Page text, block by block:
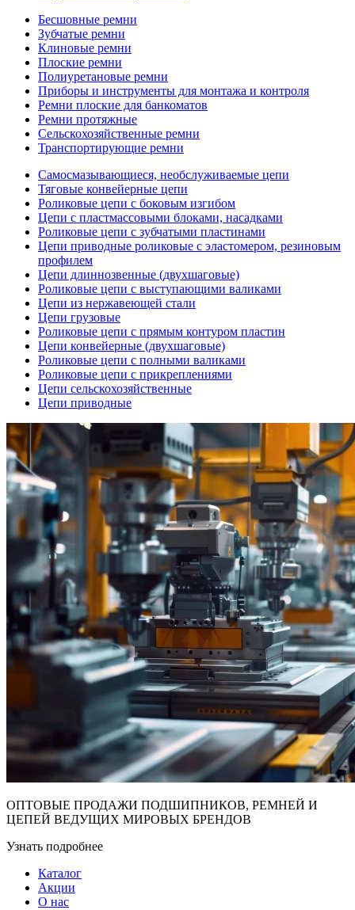
Бесшовные ремни
Зубчатые ремни
Клиновые ремни
Плоские ремни
Полиуретановые ремни
Приборы и инструменты для монтажа и контроля
Ремни плоские для банкоматов
Ремни протяжные
Сельскохозяйственные ремни
Транспортирующие ремни
Самосмазывающиеся, необслуживаемые цепи
Тяговые конвейерные цепи
Роликовые цепи с боковым изгибом
Цепи с пластмассовыми блоками, насадками
Роликовые цепи с зубчатыми пластинами
Цепи приводные роликовые с эластомером, резиновым
профилем
Цепи длиннозвенные (двухшаговые)
Роликовые цепи с выступающими валиками
Цепи из нержавеющей стали
Цепи грузовые
Роликовые цепи с прямым контуром пластин
Цепи конвейерные (двухшаговые)
Роликовые цепи с полными валиками
Роликовые цепи с прикреплениями
Цепи сельскохозяйственные
Цепи приводные
ОПТОВЫЕ ПРОДАЖИ ПОДШИПНИКОВ, РЕМНЕЙ И
ЦЕПЕЙ ВЕДУЩИХ МИРОВЫХ БРЕНДОВ
Узнать подробнее
Каталог
Акции
О нас